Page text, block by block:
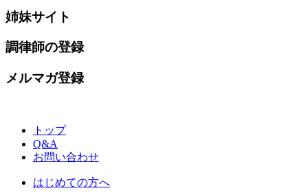
姉妹サイト
調律師の登録
メルマガ登録
トップ
Q&A
お問い合わせ
はじめての方へ